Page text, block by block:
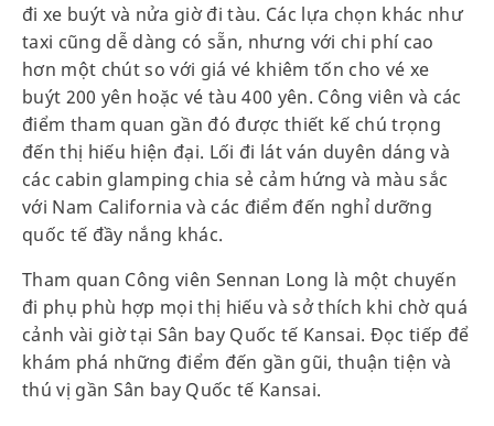
đi xe buýt và nửa giờ đi tàu. Các lựa chọn khác như
taxi cũng dễ dàng có sẵn, nhưng với chi phí cao
hơn một chút so với giá vé khiêm tốn cho vé xe
buýt 200 yên hoặc vé tàu 400 yên. Công viên và các
điểm tham quan gần đó được thiết kế chú trọng
đến thị hiếu hiện đại. Lối đi lát ván duyên dáng và
các cabin glamping chia sẻ cảm hứng và màu sắc
với Nam California và các điểm đến nghỉ dưỡng
quốc tế đầy nắng khác.
Tham quan Công viên Sennan Long là một chuyến
đi phụ phù hợp mọi thị hiếu và sở thích khi chờ quá
cảnh vài giờ tại Sân bay Quốc tế Kansai. Đọc tiếp để
khám phá những điểm đến gần gũi, thuận tiện và
thú vị gần Sân bay Quốc tế Kansai.